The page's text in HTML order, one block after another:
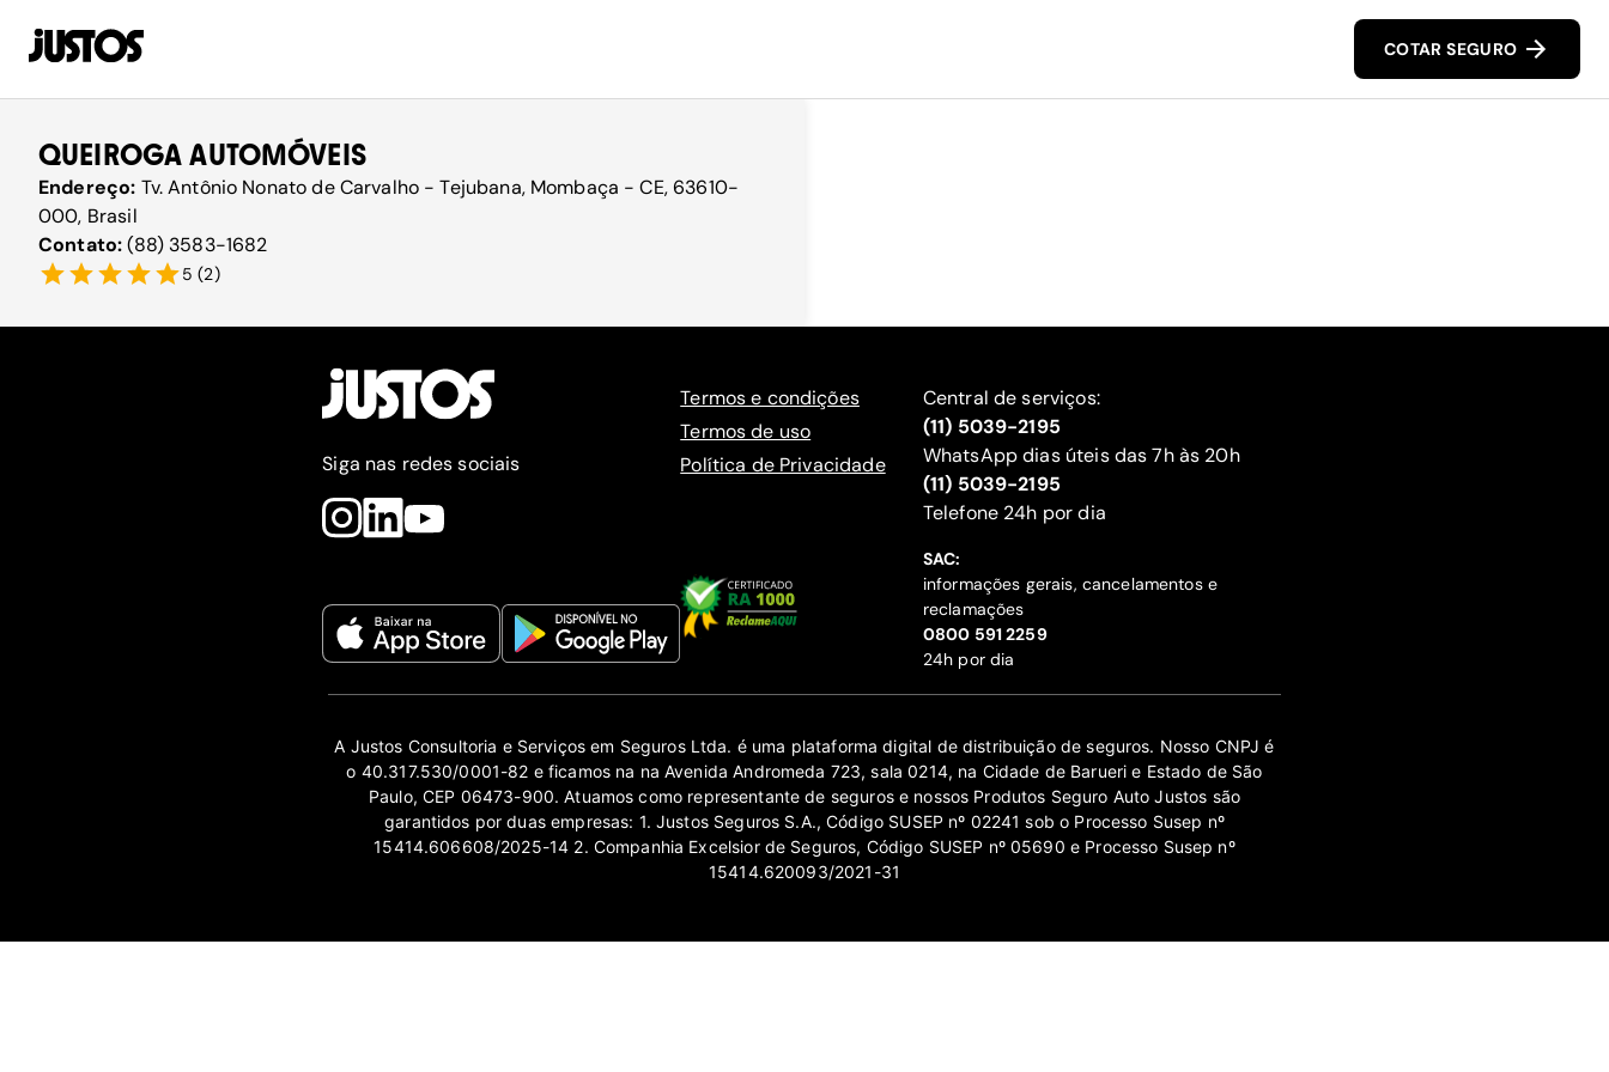
COTAR SEGURO
QUEIROGA AUTOMÓVEIS
Endereço: Tv. Antônio Nonato de Carvalho - Tejubana, Mombaça - CE, 63610-
000, Brasil
Contato:(88) 3583-1682
5 (2)
Siga nas redes sociais
Termos e condições
Termos de uso
Política de Privacidade
Central de serviços:
(11) 5039-2195
WhatsApp dias úteis das 7h às 20h
(11) 5039-2195
‍Telefone 24h por dia
SAC:
informações gerais, cancelamentos e
reclamações
‍0800 591 2259
24h por dia
A Justos Consultoria e Serviços em Seguros Ltda. é uma plataforma digital de distribuição de seguros. Nosso CNPJ é
o 40.317.530/0001-82 e ficamos na na Avenida Andromeda 723, sala 0214, na Cidade de Barueri e Estado de São
Paulo, CEP 06473-900. Atuamos como representante de seguros e nossos Produtos Seguro Auto Justos são
garantidos por duas empresas: 1. Justos Seguros S.A., Código SUSEP nº 02241 sob o Processo Susep nº
15414.606608/2025-14 2. Companhia Excelsior de Seguros, Código SUSEP nº 05690 e Processo Susep nº
15414.620093/2021-31